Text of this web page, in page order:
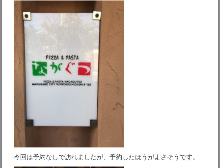
今回は予約なしで訪れましたが、予約したほうがよさそうです。